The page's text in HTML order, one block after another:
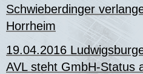
Schwieberdinger
Horrheim
19.04.2016
AVL steht GmbH-Status